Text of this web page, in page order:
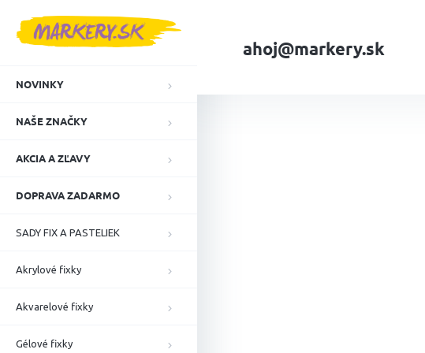
ahoj@markery.sk
NOVINKY
NAŠE ZNAČKY
AKCIA A ZĽAVY
DOPRAVA ZADARMO
SADY FIX A PASTELIEK
Akrylové fixky
Akvarelové fixky
Gélové fixky